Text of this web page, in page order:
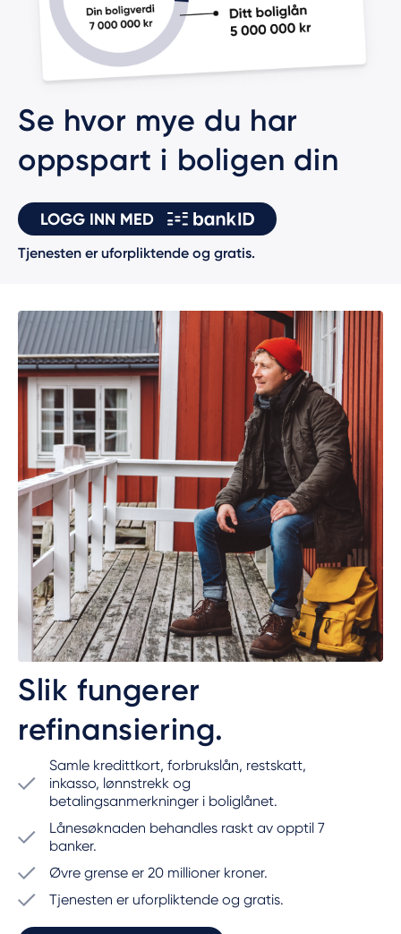
Se hvor mye du har
oppspart i boligen din
LOGG INN MED
Tjenesten er uforpliktende og gratis.
Slik fungerer
refinansiering.
Samle kredittkort, forbrukslån, restskatt,
inkasso, lønnstrekk og
betalingsanmerkninger i boliglånet.
Lånesøknaden behandles raskt av opptil 7
banker.
Øvre grense er 20 millioner kroner.
Tjenesten er uforpliktende og gratis.